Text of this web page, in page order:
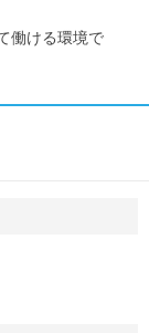
働ける環境で